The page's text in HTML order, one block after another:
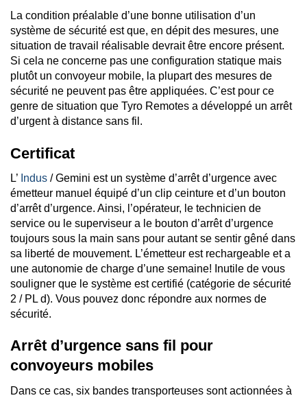
La condition préalable d’une bonne utilisation d’un
système de sécurité est que, en dépit des mesures, une
situation de travail réalisable devrait être encore présent.
Si cela ne concerne pas une configuration statique mais
plutôt un convoyeur mobile, la plupart des mesures de
sécurité ne peuvent pas être appliquées. C’est pour ce
genre de situation que Tyro Remotes a développé un arrêt
d’urgent à distance sans fil.
Certificat
L’ Indus / Gemini est un système d’arrêt d’urgence avec
émetteur manuel équipé d’un clip ceinture et d’un bouton
d’arrêt d’urgence. Ainsi, l’opérateur, le technicien de
service ou le superviseur a le bouton d’arrêt d’urgence
toujours sous la main sans pour autant se sentir gêné dans
sa liberté de mouvement. L’émetteur est rechargeable et a
une autonomie de charge d’une semaine! Inutile de vous
souligner que le système est certifié (catégorie de sécurité
2 / PL d). Vous pouvez donc répondre aux normes de
sécurité.
Arrêt d’urgence sans fil pour
convoyeurs mobiles
Dans ce cas, six bandes transporteuses sont actionnées à